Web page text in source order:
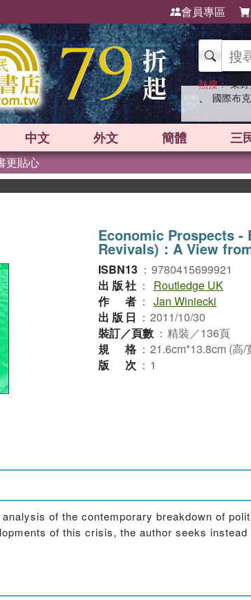
會員專區
熱搜： 東
、 國際布
中文 外文 簡體 三
更貼心
Economic Prospects -
Revivals)：A View
ISBN13 ： 9780415699921
出版社 ：
Routledge UK
作者 ： Jan Winiecki
出版日 ： 2011/10/30
裝訂／頁數 ： 精裝／136頁
規格 ： 21.6cm*13.8cm (高/
版次 ： 1
of the contemporary breakdown of
of this crisis, the author seeks